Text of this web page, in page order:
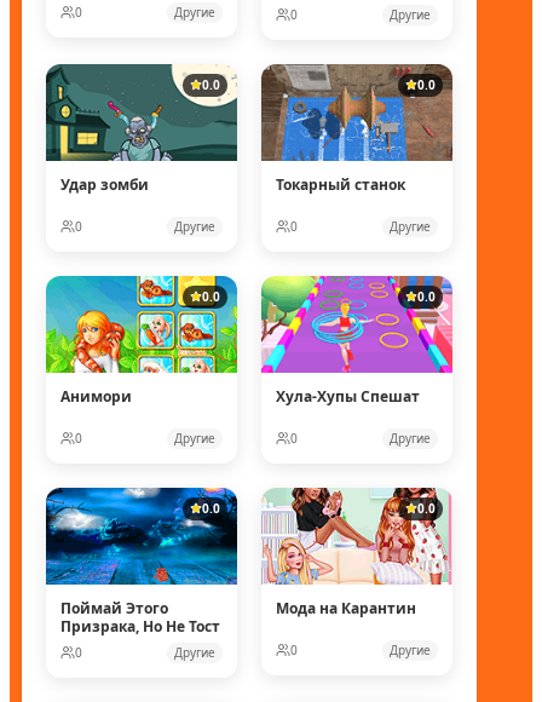
0 Другие 0 Другие
0.0
Удар зомби
0 Другие
0.0
Токарный станок
0 Другие
0.0
Анимори
0 Другие
0.0
Хула-Хупы Спешат
0 Другие
0.0
Поймай Этого
Призрака, Но Не Тост
0 Другие
0.0
Мода на Карантин
0 Другие